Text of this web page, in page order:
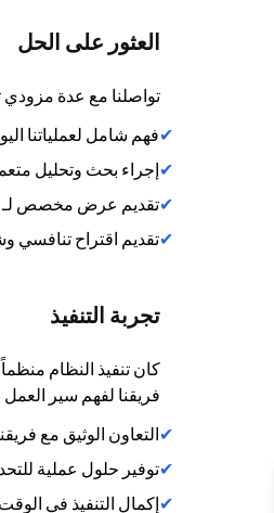
العثور على الحل
تواصلنا مع عدة مزودي
فهم شامل لعملياتنا
إجراء بحث وتحليل
تقديم عرض مخصص لـ ERPNext يلبي احتياجاتنا
تقديم اقتراح تنافسي
تجربة التنفيذ
فريقنا لفهم سير العمل
التعاون الوثيق مع
توفير حلول عملية
إكمال التنفيذ في